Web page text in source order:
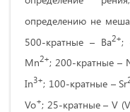
определению не
500-кратные – Ва2+;
Mn2+; 200-кратные –
In3+; 100-кратные – Sr
Vo+; 25-кратные – V